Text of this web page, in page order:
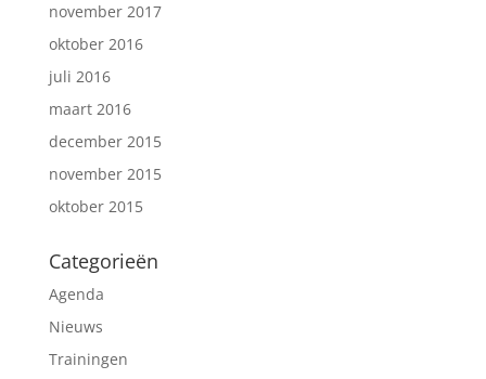
november 2017
oktober 2016
juli 2016
maart 2016
december 2015
november 2015
oktober 2015
Categorieën
Agenda
Nieuws
Trainingen